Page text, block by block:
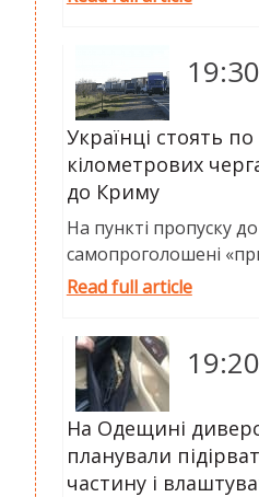
19:30
Українці стоять по
кілометрових
до Криму
На пункті пропуску
самопроголошені
Read full article
19:20
На Одещині
планували
частину і